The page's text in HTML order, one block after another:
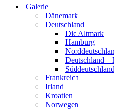
Galerie
Dänemark
Deutschland
Die Altmark
Hamburg
Deutschland –
Süddeutschland
Frankreich
Irland
Kroatien
Norwegen